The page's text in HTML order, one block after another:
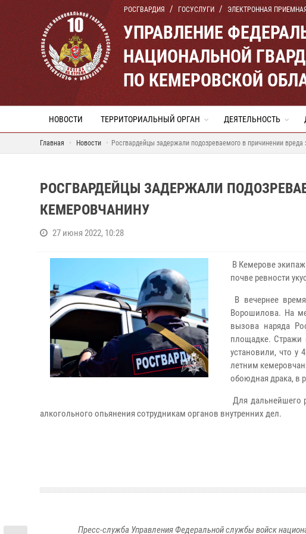
РОСГВАРДИЯ ГОСУСЛУГИ ЭЛЕКТРОННАЯ
УПРАВЛЕНИЕ
НАЦИОНАЛЬНОЙ
ПО КЕМЕРОВСКОЙ
НОВОСТИ ТЕРРИТОРИАЛЬНЫЙ ОРГАН ДЕЯТЕЛЬНОСТЬ
Главная Новости Росгвардейцы задержали подозреваемого в причинении
РОСГВАРДЕЙЦЫ ЗАДЕРЖАЛИ
КЕМЕРОВЧАНИНУ
27 июня 2022, 10:28
В Кемерове
почве ревности
В вечернее
Ворошилова. На
вызова наряда
площадке. Стражи
установили, что у
летним
обоюдная драка, в
Для дальнейшего
алкогольного опьянения сотрудникам органов внутренних дел.
Пресс-служба Управления Федеральной службы войск